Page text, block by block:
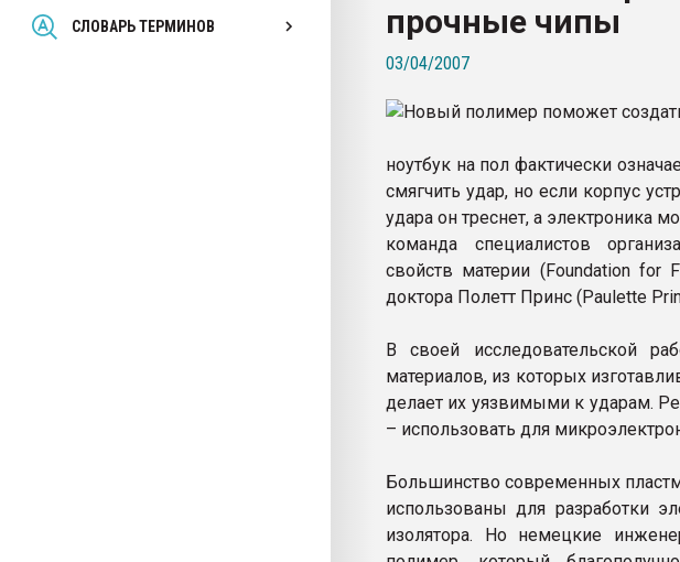
СЛОВАРЬ ТЕРМИНОВ
Всё, что касается выдува ПЭТ
бутылок
ПЕРЕЙТИ НА ФОРУМ
прочные чипы
03/04/2007
ноутбук на пол фактически
смягчить удар, но если корпус
удара он треснет, а электроника
команда специалистов
свойств материи (Foundation for
доктора Полетт Принс (Paulette
В своей исследовательской
материалов, из которых
делает их уязвимыми к ударам.
– использовать для
Большинство современных
использованы для разработки
изолятора. Но немецкие